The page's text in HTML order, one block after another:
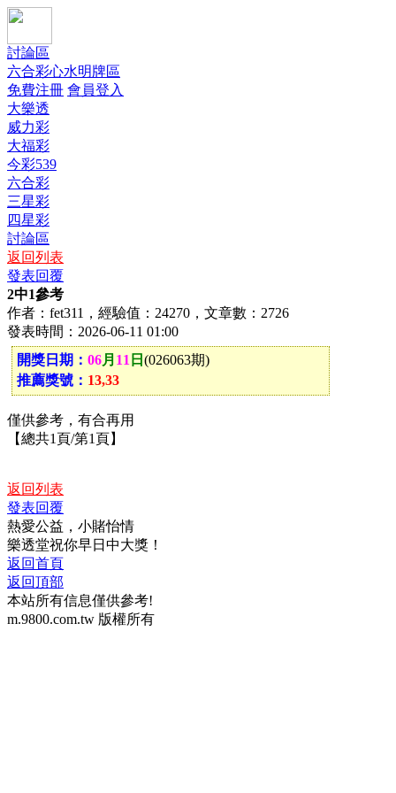
討論區
六合彩心水明牌區
免費注冊 會員登入
大樂透
威力彩
大福彩
今彩539
六合彩
三星彩
四星彩
討論區
返回列表
發表回覆
2中1參考
作者：fet311，經驗值：24270，文章數：2726
發表時間：2026-06-11 01:00
開獎日期： 06月 11 日 (026063期)
推薦獎號： 13,33
僅供參考，有合再用
【總共1頁/第1頁】
返回列表
發表回覆
熱愛公益，小賭怡情
樂透堂祝你早日中大獎！
返回首頁
返回頂部
本站所有信息僅供參考!
m.9800.com.tw 版權所有